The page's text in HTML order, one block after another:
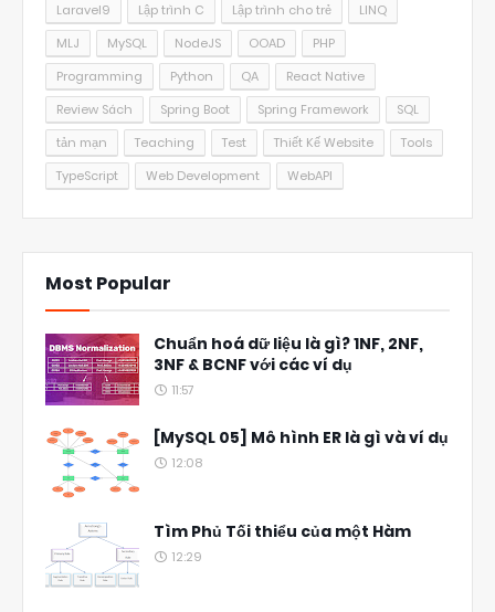
Laravel9
Lập trình C Lập trình cho trẻ
LINQ
MLJ
MySQL NodeJS OOAD
PHP
Programming
Python QA
React Native
Review Sách
Spring Boot Spring Framework
SQL
tản mạn
Teaching Test Thiết Kế Website
Tools
TypeScript
Web Development WebAPI
Most Popular
Chuẩn hoá dữ liệu là gì? 1NF, 2NF,
3NF & BCNF với các ví dụ
11:57
[MySQL 05] Mô hình ER là gì và ví dụ
12:08
Tìm Phủ Tối thiểu của một Hàm
12:29